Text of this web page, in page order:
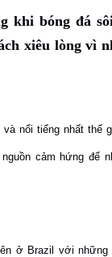
khi bóng đá
xiêu lòng vì
và nổi tiếng nhất
cảm hứng để
ở Brazil với